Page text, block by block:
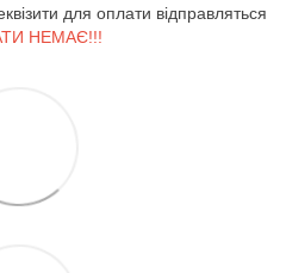
для оплати відправляться
НЕМАЄ!!!